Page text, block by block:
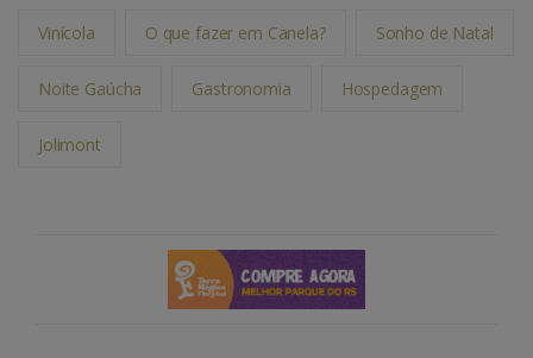
Vinícola O que fazer em Canela? Sonho de Natal
Noite Gaúcha Gastronomia Hospedagem
Jolimont